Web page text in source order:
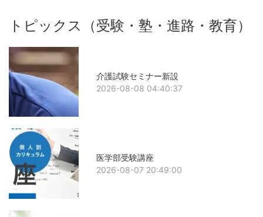
トピックス（受験・塾・進路・教育）
介護試験セミナー新設
2026-08-08 04:40:37
医学部受験講座
2026-08-07 20:49:00